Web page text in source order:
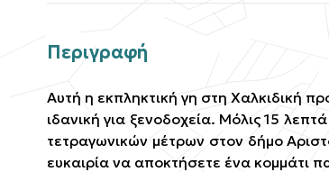
Περιγραφή
Αυτή η εκπληκτική γη στη Χαλκιδική
ιδανική για ξενοδοχεία. Μόλις 15
τετραγωνικών μέτρων στον δήμο
ευκαιρία να αποκτήσετε ένα κομμάτι